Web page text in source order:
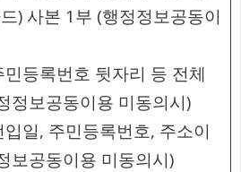
) 사본 1부 (행정정보공동이
등록번호 뒷자리 등 전체
정보공동이용 미동의시)
일, 주민등록번호, 주소이
보공동이용 미동의시)